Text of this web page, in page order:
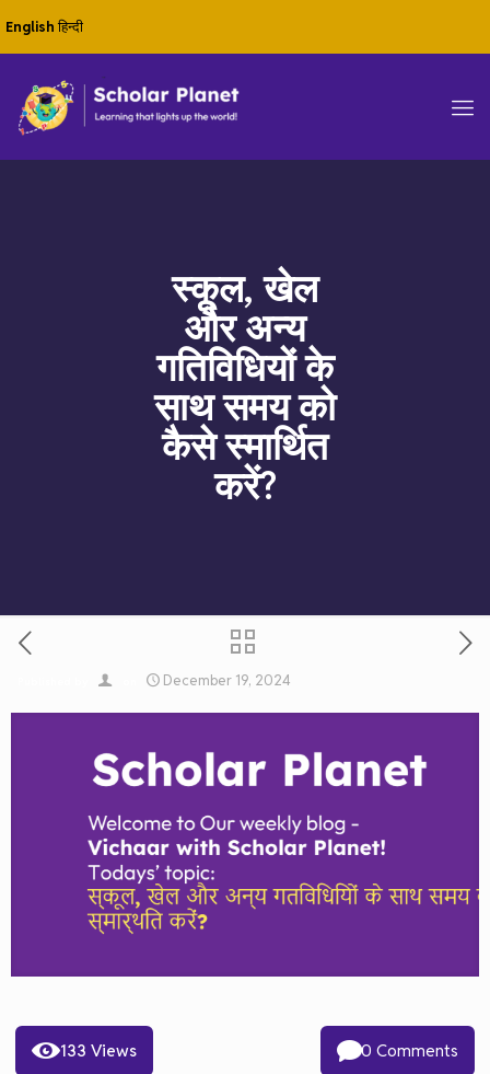
English हिन्दी
स्कूल, खेल
और अन्य
गतिविधियों के
साथ समय को
कैसे स्मार्थित
करें?
December 19, 2024
133 Views 0 Comments